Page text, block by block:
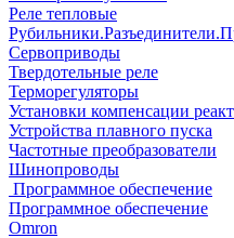
Реле тепловые
Сервоприводы
Твердотельные реле
Терморегуляторы
Установки компенсации
Устройства плавного пуска
Частотные преобразователи
Шинопроводы
Программное обеспечение
Программное обеспечение
Omron